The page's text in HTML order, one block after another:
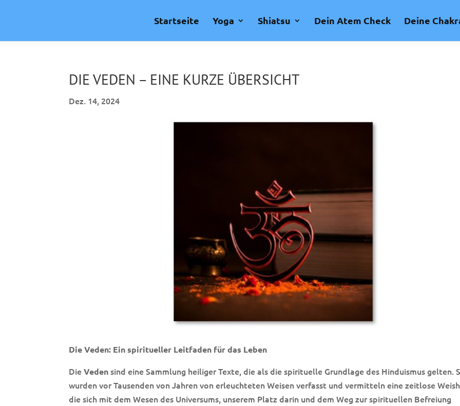
Startseite Yoga Shiatsu Dein Atem Check Deine
DIE VEDEN – EINE KURZE ÜBERSICHT
Dez. 14, 2024
Die Veden: Ein spiritueller Leitfaden für das Leben
DieVedensind eine Sammlung heiliger Texte, die als die spirituelle Grundlage des Hinduismus gelten.
wurden vor Tausenden von Jahren von erleuchteten Weisen verfasst und vermitteln eine zeitlose
die sich mit dem Wesen des Universums, unserem Platz darin und dem Weg zur spirituellen Befreiung